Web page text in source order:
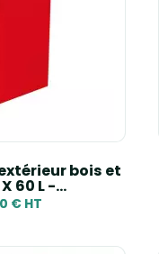
bois et
60 L -...
€ HT